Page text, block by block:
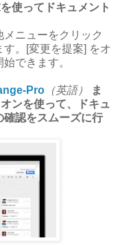
使ってドキュメント
メニューをクリック
。[変更を提案] をオ
できます。
Pro （英語）
ま
ンを使って、ドキュ
確認をスムーズに行